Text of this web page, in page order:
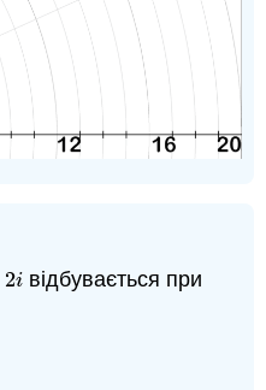
2iвідбувається при